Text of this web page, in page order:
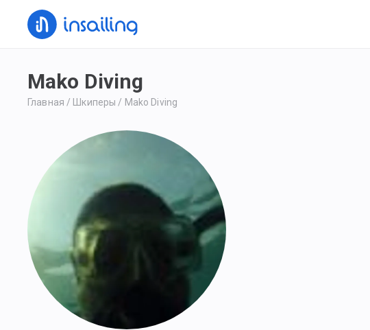
Mako Diving
Главная / Шкиперы / Mako Diving